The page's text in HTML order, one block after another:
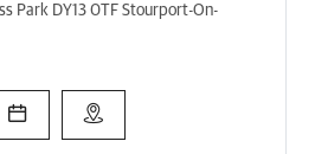
Park DY13 0TF Stourport-On-